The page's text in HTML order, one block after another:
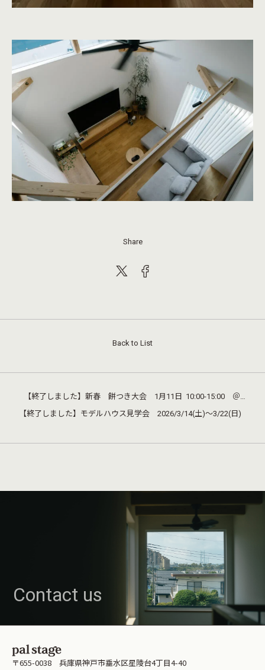
Share
Back to List
【終了しました】新春 餅つき大会 1月11日 10:00-15:00 ＠稲美町モデルハウス
【終了しました】モデルハウス見学会 2026/3/14(土)～3/22(日)
Contact us
〒655-0038 兵庫県神戸市垂水区星陵台4丁目4-40